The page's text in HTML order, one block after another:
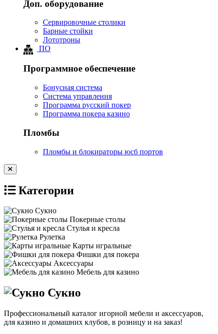
Доп. оборудование
Сервировочные столики
Барные стойки
Лототроны
ПО
Программное обеспечение
Бонусная система
Система управления
Программа русский покер
Программа покера казино
Пломбы
Пломбы и блокираторы юсб портов
Категории
Сукно
Покерные столы
Стулья и кресла
Рулетка
Карты игральные
Фишки для покера
Аксессуары
Мебель для казино
Сукно
Профессиональный каталог игорной мебели и аксессуаров,
для казино и домашних клубов, в розницу и на заказ!